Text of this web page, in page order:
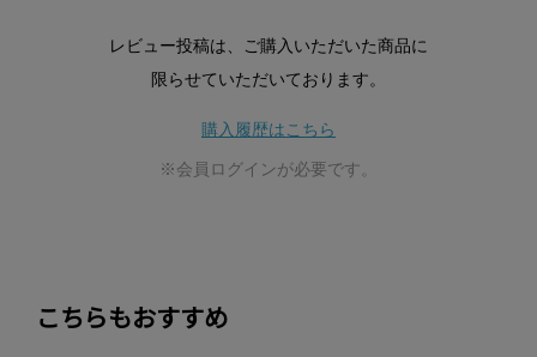
レビュー投稿は、ご購入いただいた商品に
限らせていただいております。
購入履歴はこちら
※会員ログインが必要です。
こちらもおすすめ